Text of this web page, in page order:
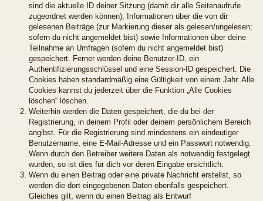
sind die aktuelle ID deiner Sitzung (damit dir alle Seitenaufrufe
zugeordnet werden können), Informationen über die von dir
gelesenen Beiträge (zur Markierung dieser als gelesen/ungelesen;
sofern du nicht angemeldet bist) sowie Informationen über deine
Teilnahme an Umfragen (sofern du nicht angemeldet bist)
gespeichert. Ferner werden deine Benutzer-ID, ein
Authentifizierungsschlüssel und eine Session-ID gespeichert. Die
Cookies haben standardmäßig eine Gültigkeit von einem Jahr. Alle
Cookies kannst du jederzeit über die Funktion „Alle Cookies
löschen“ löschen.
Weiterhin werden die Daten gespeichert, die du bei der
Registrierung, in deinem Profil oder deinem persönlichem Bereich
angibst. Für die Registrierung sind mindestens ein eindeutiger
Benutzername, eine E-Mail-Adresse und ein Passwort notwendig.
Wenn durch den Betreiber weitere Daten als notwendig festgelegt
wurden, so ist dies für dich vor deren Eingabe ersichtlich.
Wenn du einen Beitrag oder eine private Nachricht erstellst, so
werden die dort eingegebenen Daten ebenfalls gespeichert.
Gleiches gilt, wenn du einen Beitrag als Entwurf